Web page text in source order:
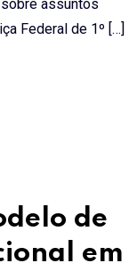
assuntos
Federal de 1º […]
de
em